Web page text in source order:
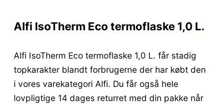
Alfi IsoTherm Eco termoflaske 1,0 L.
Alfi IsoTherm Eco termoflaske 1,0 L. får stadig
topkarakter blandt forbrugerne der har købt den
i vores varekategori Alfi. Du får også hele
lovpligtige 14 dages returret med din pakke når